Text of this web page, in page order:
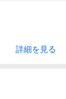
詳細を見る